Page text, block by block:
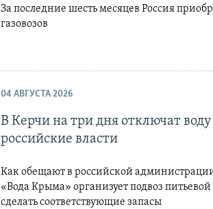
За последние шесть месяцев Россия
газовозов
04 АВГУСТА 2026
В Керчи на три дня отключат
российские власти
Как обещают в российской
«Вода Крыма» организует подвоз
сделать соответствующие запасы